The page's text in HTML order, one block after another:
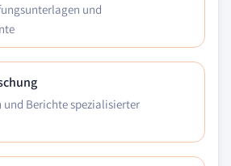
und
Berichte spezialisierter